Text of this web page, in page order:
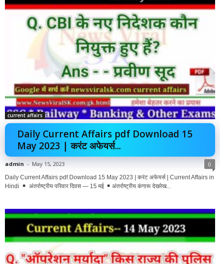
current affairs
Daily Current Affairs pdf Download 15
May 2023 | करंट अफेयर्स...
admin - May 15, 2023 0
Daily Current Affairs pdf Download 15 May 2023 | करंट अफेयर्स | Current Affairs in
Hindi
अंतर्राष्ट्रीय परिवार दिवस — 15 मई अंतर्राष्ट्रीय कंगारू देखरेख...